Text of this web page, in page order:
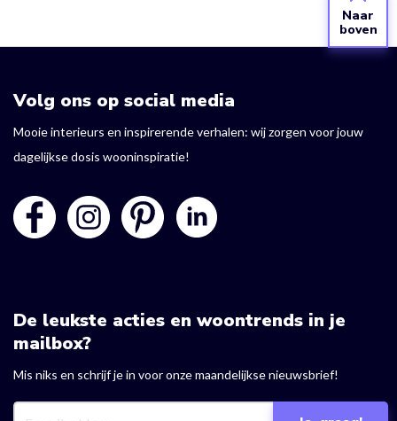
Naar
boven
Volg ons op social media
Mooie interieurs en inspirerende verhalen: wij zorgen voor jouw
dagelijkse dosis wooninspiratie!
De leukste acties en woontrends in je
mailbox?
Mis niks en schrijf je in voor onze maandelijkse nieuwsbrief!